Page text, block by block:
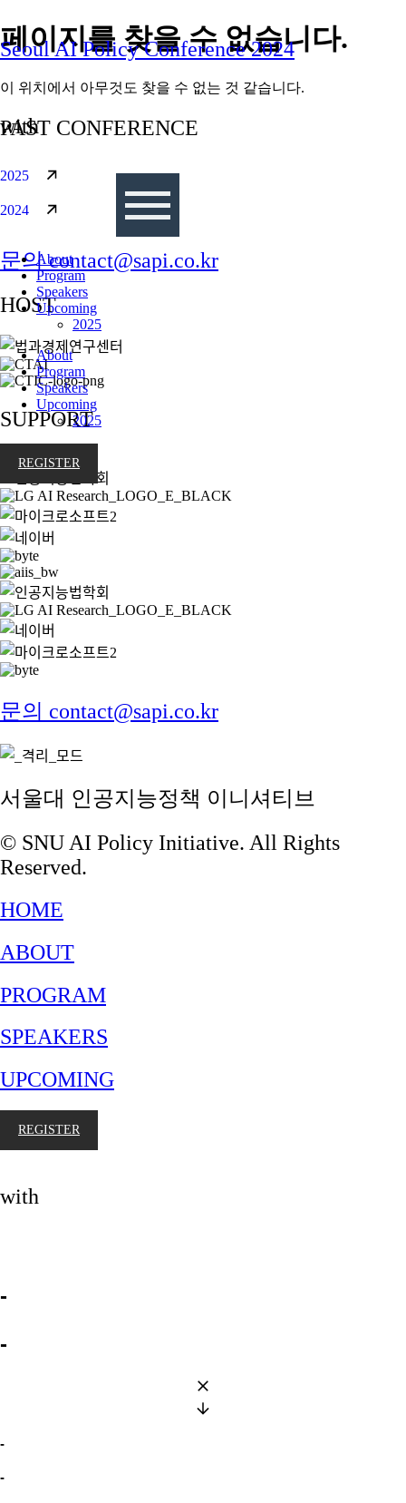
콘텐츠로
건너뛰기
Seoul AI Policy Conference 2024
with
About
Program
Speakers
Upcoming
2025
About
Program
Speakers
Upcoming
2025
REGISTER
페이지를 찾을 수 없습니다.
이 위치에서 아무것도 찾을 수 없는 것 같습니다.
PAST CONFERENCE
2025
2024
문의 contact@sapi.co.kr
HOST
SUPPORT
문의 contact@sapi.co.kr
서울대 인공지능정책 이니셔티브
© SNU AI Policy Initiative. All Rights
Reserved.
HOME
ABOUT
PROGRAM
SPEAKERS
UPCOMING
REGISTER
with
-
-
-
-